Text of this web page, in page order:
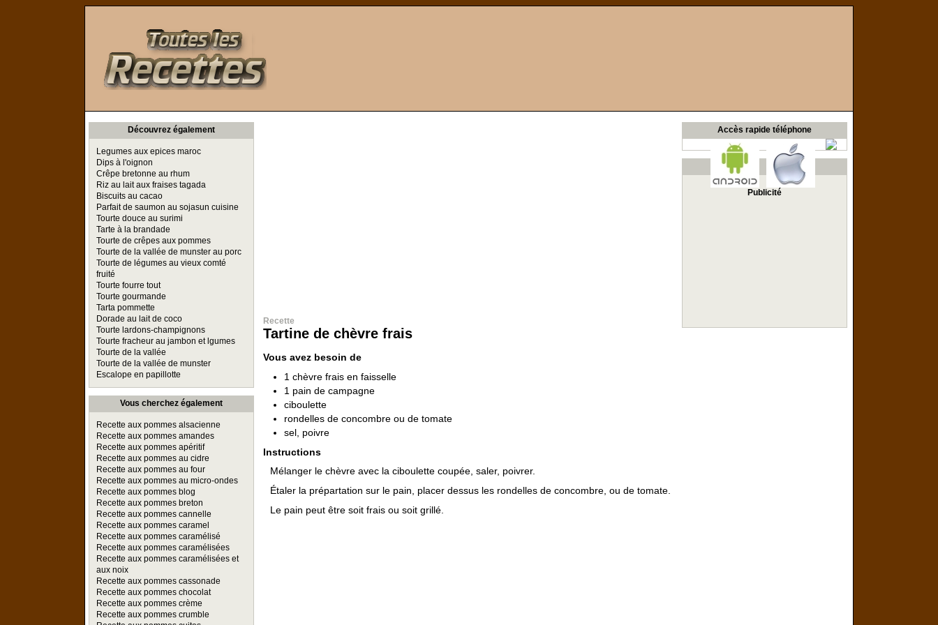
Découvrez également
Legumes aux epices maroc
Dips à l'oignon
Crêpe bretonne au rhum
Riz au lait aux fraises tagada
Biscuits au cacao
Parfait de saumon au sojasun cuisine
Tourte douce au surimi
Tarte à la brandade
Tourte de crêpes aux pommes
Tourte de la vallée de munster au porc
Tourte de légumes au vieux comté
fruité
Tourte fourre tout
Tourte gourmande
Tarta pommette
Dorade au lait de coco
Tourte lardons-champignons
Tourte fracheur au jambon et lgumes
Tourte de la vallée
Tourte de la vallée de munster
Escalope en papillotte
Vous cherchez également
Recette aux pommes alsacienne
Recette aux pommes amandes
Recette aux pommes apéritif
Recette aux pommes au cidre
Recette aux pommes au four
Recette aux pommes au micro-ondes
Recette aux pommes blog
Recette aux pommes breton
Recette aux pommes cannelle
Recette aux pommes caramel
Recette aux pommes caramélisé
Recette aux pommes caramélisées
Recette aux pommes caramélisées et
aux noix
Recette aux pommes cassonade
Recette aux pommes chocolat
Recette aux pommes crème
Recette aux pommes crumble
Recette
Tartine de chèvre frais
Vous avez besoin de
1 chèvre frais en faisselle
1 pain de campagne
ciboulette
rondelles de concombre ou de tomate
sel, poivre
Instructions
Mélanger le chèvre avec la ciboulette coupée, saler, poivrer.
Étaler la prépartation sur le pain, placer dessus les rondelles de concombre, ou de tomate.
Le pain peut être soit frais ou soit grillé.
Accès rapide téléphone
Publicité